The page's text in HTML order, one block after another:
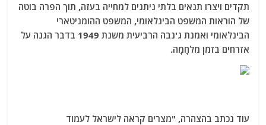
תקדים ויצרו תנאים בלתי ניתנים למחייה בעזה, תוך הפרה בוטה
של ​​הוראות המשפט הבינלאומי, המשפט ההומניטארי
הבינלאומי ואמנת ג'נבה הרביעית משנת 1949 בדבר הגנה על
אזרחים בזמן מִלחָמָה.
עוד נכתב בהצהרה, "מצרים קראה לישראל לעמוד